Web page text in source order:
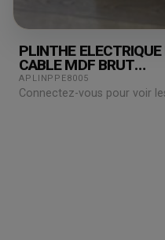
PLINTHE
CABLE MDF BRUT
19X110X2440MM
APLINPPE8005
Connectez-vous pour voir